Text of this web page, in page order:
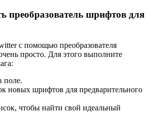
преобразователь шрифтов для
с помощью преобразователя
просто. Для этого выполните
поле.
новых шрифтов для предварительного
чтобы найти свой идеальный